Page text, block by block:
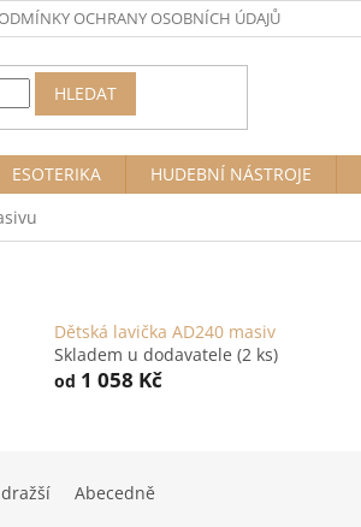
OCHRANY OSOBNÍCH ÚDAJŮ
HLEDAT
ESOTERIKA HUDEBNÍ NÁSTROJE
Dětská lavička AD240 masiv
Skladem u dodavatele (2 ks)
od 1 058 Kč
Abecedně